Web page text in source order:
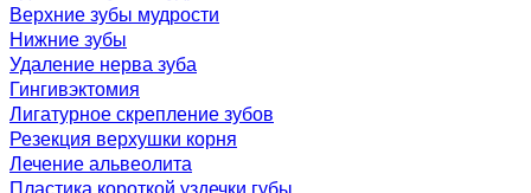
Верхние зубы мудрости
Нижние зубы
Удаление нерва зуба
Гингивэктомия
Лигатурное скрепление зубов
Резекция верхушки корня
Лечение альвеолита